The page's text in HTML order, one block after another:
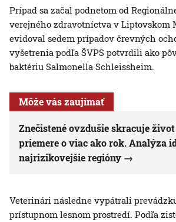
Prípad sa začal podnetom od
verejného zdravotníctva v Liptovskom
evidoval sedem prípadov črevných
vyšetrenia podľa ŠVPS potvrdili ako
baktériu Salmonella Schleissheim.
Môže vás zaujímať
Znečistené ovzdušie skracuje
priemere o viac ako rok. Analýza
najrizikovejšie regióny
Veterinári následne vypátrali
prístupnom lesnom prostredí. Podľa